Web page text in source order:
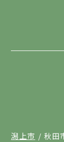
潟上市 秋田